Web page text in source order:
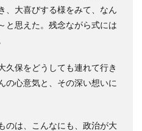
、大喜びする様をみて、なん
と思えた。残念ながら式には
久保をどうしても連れて行き
の心意気と、その深い想いに
のは、こんなにも、政治が大